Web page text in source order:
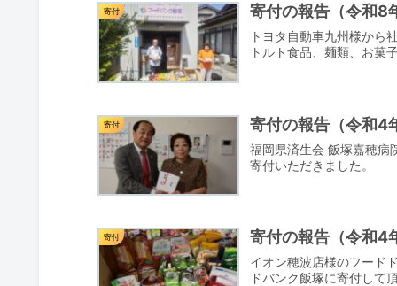
寄付 寄付の報告（令和8
トヨタ自動車九州様から
トルト食品、麺類、お菓
寄付 寄付の報告（令和4
福岡県済生会 飯塚嘉穂病
寄付いただきました。
寄付 寄付の報告（令和4
イオン穂波店様のフード
ドバンク飯塚に寄付して